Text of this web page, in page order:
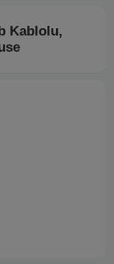
Kablolu,